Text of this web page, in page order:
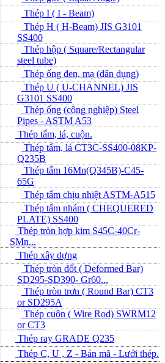
Thép I ( I - Beam)
Thép H ( H-Beam) JIS G3101
SS400
Thép hộp ( Square/Rectangular
steel tube)
Thép ống đen, mạ (dân dụng)
Thép U ( U-CHANNEL) JIS
G3101 SS400
Thép ống (công nghiệp) Steel
Pipes - ASTM A53
Thép tấm, lá, cuộn.
Thép tấm, lá CT3C-SS400-08KP-
Q235B
Thép tấm 16Mn(Q345B)-C45-
65G
Thép tấm chịu nhiệt ASTM-A515
Thép tấm nhám ( CHEQUERED
PLATE) SS400
Thép tròn hợp kim S45C-40Cr-
SMn...
Thép xây dựng
Thép tròn đốt ( Deformed Bar)
SD295-SD390- Gr60...
Thép tròn trơn ( Round Bar) CT3
or SD295A
Thép cuộn ( Wire Rod) SWRM12
or CT3
Thép ray GRADE Q235
Thép C, U , Z - Bản mã - L­ưới thép.